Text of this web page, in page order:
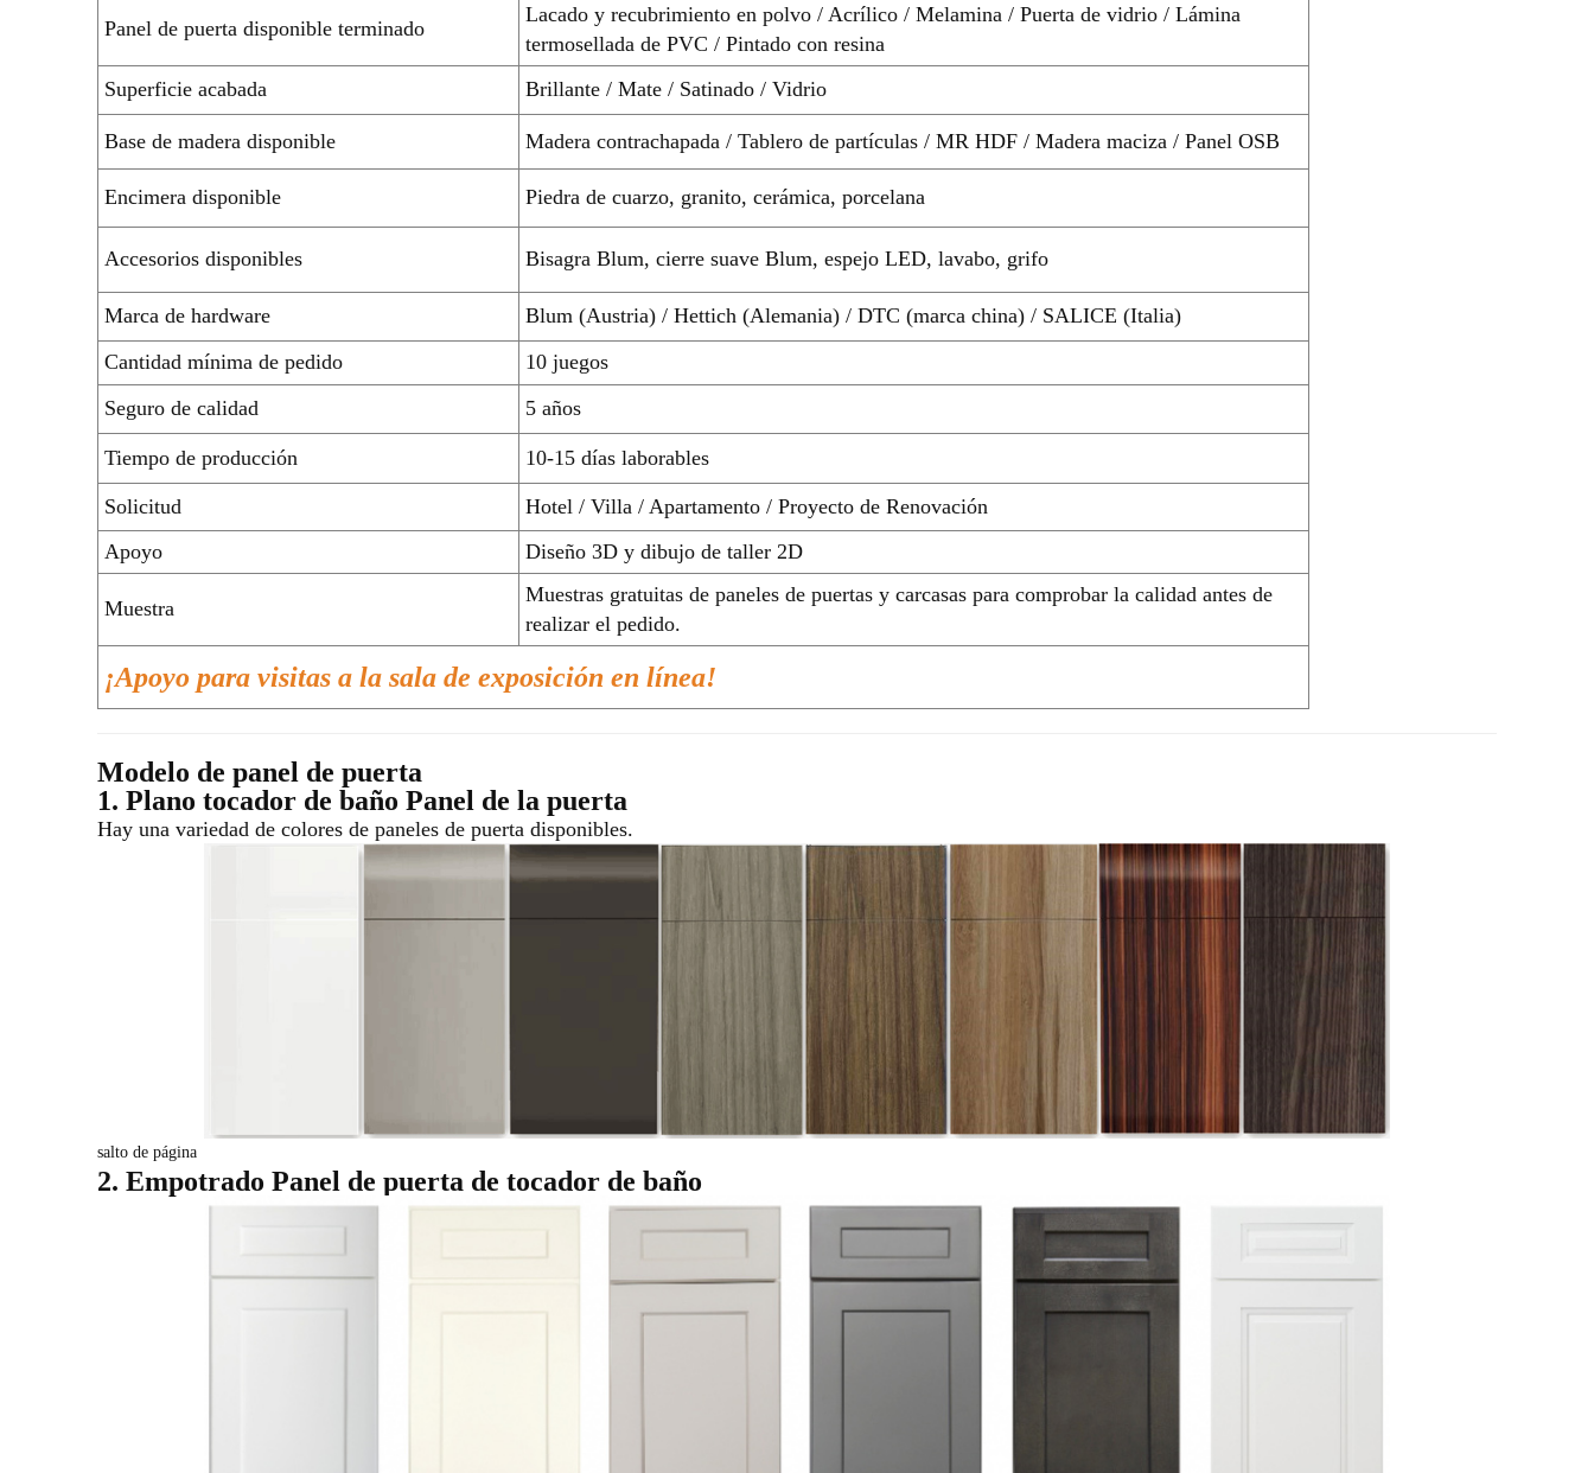
Panel de puerta disponible terminado
Lacado y recubrimiento en polvo / Acrílico / Melamina / Puerta de vidrio / Lámina
termosellada de PVC / Pintado con resina
Superficie acabada
Brillante / Mate / Satinado / Vidrio
Base de madera disponible Madera contrachapada / Tablero de partículas / MR HDF / Madera maciza / Panel OSB
Encimera disponible Piedra de cuarzo, granito, cerámica, porcelana
Accesorios disponibles Bisagra Blum, cierre suave Blum, espejo LED, lavabo, grifo
Marca de hardware
Blum (Austria) / Hettich (Alemania) / DTC (marca china) / SALICE (Italia)
Cantidad mínima de pedido
10 juegos
Seguro de calidad
5 años
Tiempo de producción 10-15 días laborables
Solicitud
Hotel / Villa / Apartamento / Proyecto de Renovación
Apoyo
Diseño 3D y dibujo de taller 2D
Muestra
Muestras gratuitas de paneles de puertas y carcasas para comprobar la calidad antes de
realizar el pedido.
¡Apoyo para visitas a la sala de exposición en línea!
Modelo de panel de puerta
1. Plano tocador de baño Panel de la puerta
Hay una variedad de colores de paneles de puerta disponibles.
salto de página
2. Empotrado Panel de puerta de tocador de baño